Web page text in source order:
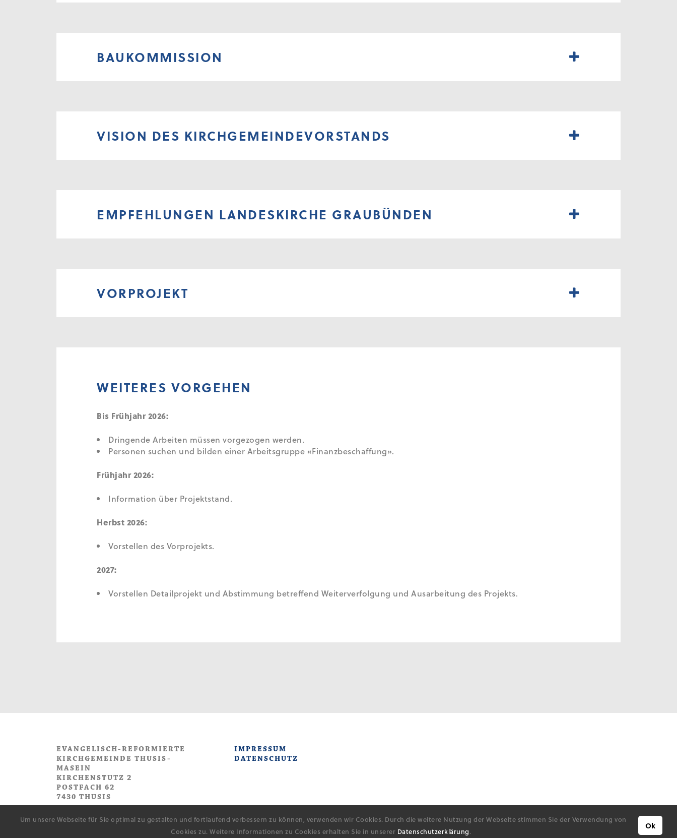
Um unsere Webseite für Sie optimal zu gestalten und fortlaufend verbessern zu können, verwenden wir Cookies. Durch die weitere Nutzung der Webseite stimmen Sie der Verwendung von
Cookies zu. Weitere Informationen zu Cookies erhalten Sie in unserer Datenschutzerklärung.
Ok
BAUKOMMISSION
VISION DES KIRCHGEMEINDEVORSTANDS
EMPFEHLUNGEN LANDESKIRCHE GRAUBÜNDEN
VORPROJEKT
WEITERES VORGEHEN
Bis Frühjahr 2026:
Dringende Arbeiten müssen vorgezogen werden.
Personen suchen und bilden einer Arbeitsgruppe «Finanzbeschaffung».
Frühjahr 2026:
Information über Projektstand.
Herbst 2026:
Vorstellen des Vorprojekts.
2027:
Vorstellen Detailprojekt und Abstimmung betreffend Weiterverfolgung und Ausarbeitung des Projekts.
EVANGELISCH-REFORMIERTE
KIRCHGEMEINDE THUSIS-
MASEIN
KIRCHENSTUTZ 2
POSTFACH 62
7430 THUSIS
IMPRESSUM
DATENSCHUTZ